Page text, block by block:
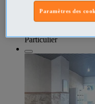
D’AGENCE,
Vente Maison
Particulier
Paramètres des